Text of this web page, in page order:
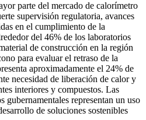
parte del mercado de calorímetro
supervisión regulatoria, avances
en el cumplimiento de la
del 46% de los laboratorios
de construcción en la región
para evaluar el retraso de la
aproximadamente el 24% de
necesidad de liberación de calor y
interiores y compuestos. Las
gubernamentales representan un uso
de soluciones sostenibles